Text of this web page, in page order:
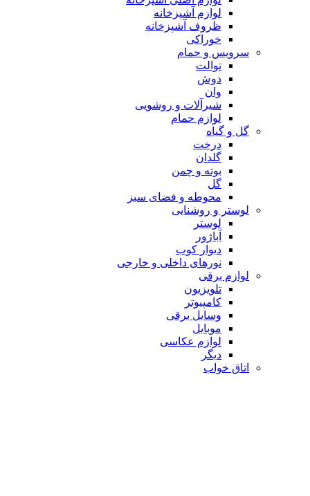
لوازم آشپزخانه
ظروف آشپزخانه
خوراکی
سرویس و حمام
توالت
دوش
وان
شیرآلات و روشویی
لوازم حمام
گل و گیاه
درخت
گلدان
بوته و چمن
گل
محوطه و فضای سبز
لوستر و روشنایی
لوستر
آباژور
دیوار کوب
نورهای داخلی و خارجی
لوازم برقی
تلویزیون
کامپیوتر
وسایل برقی
موبایل
لوازم عکاسی
دیگر
اتاق خواب